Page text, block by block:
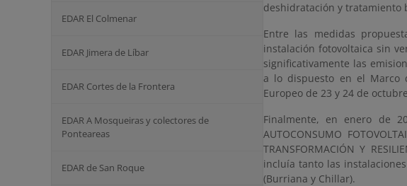
EDAR El Colmenar
EDAR Jimera de Líbar
EDAR Cortes de la Frontera
EDAR A Mosqueiras y colectores de
Ponteareas
EDAR de San Roque
deshidratación y tratamiento
Entre las medidas
instalación fotovoltaica sin
significativamente las
a lo dispuesto en el Marco
Europeo de 23 y 24 de
Finalmente, en enero de
AUTOCONSUMO
TRANSFORMACIÓN Y
incluía tanto las
(Burriana y Chillar).